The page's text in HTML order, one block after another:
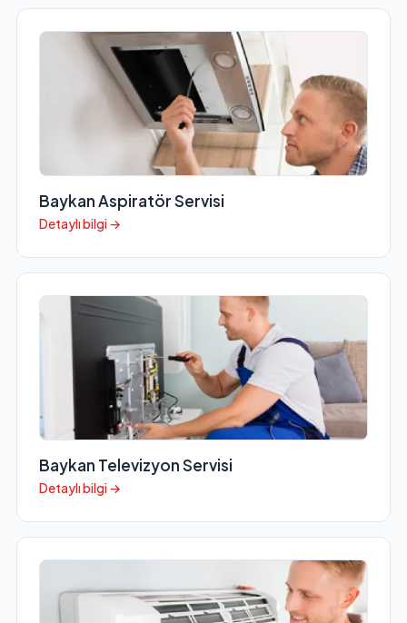
Baykan Aspiratör Servisi
Detaylı bilgi →
Baykan Televizyon Servisi
Detaylı bilgi →